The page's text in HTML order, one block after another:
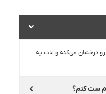
رو درخشان می‌کنه و مات یه
ست کنم؟